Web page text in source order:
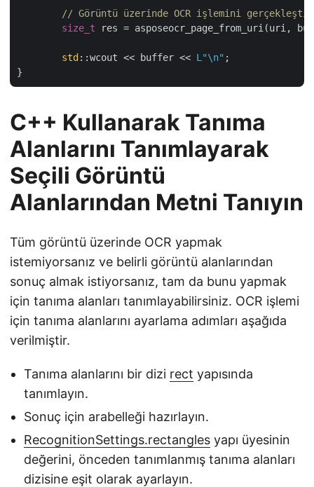
// Görüntü üzerinde OCR işlemini
size_t res = asposeocr_page_from_uri(uri,
std ::wcout << buffer << L"\n" ;
C++ Kullanarak Tanıma
Alanlarını Tanımlayarak
Seçili Görüntü
Alanlarından Metni Tanıyın
Tüm görüntü üzerinde OCR yapmak
istemiyorsanız ve belirli görüntü alanlarından
sonuç almak istiyorsanız, tam da bunu yapmak
için tanıma alanları tanımlayabilirsiniz. OCR işlemi
için tanıma alanlarını ayarlama adımları aşağıda
verilmiştir.
Tanıma alanlarını bir dizi rect yapısında
tanımlayın.
Sonuç için arabelleği hazırlayın.
RecognitionSettings.rectangles yapı üyesinin
değerini, önceden tanımlanmış tanıma alanları
dizisine eşit olarak ayarlayın.